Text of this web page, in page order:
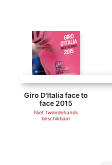
Giro D'Italia face to
face 2015
Niet tweedehands
beschikbaar